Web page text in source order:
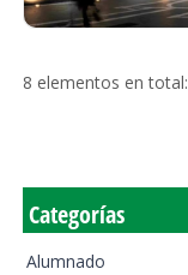
8 elementos en total:
Categorías
Alumnado